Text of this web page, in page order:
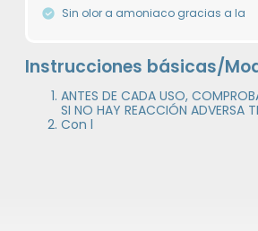
Sin olor a amoniaco gracias a la
Instrucciones básicas/
ANTES DE CADA USO,
SI NO HAY REACCIÓN
Con l